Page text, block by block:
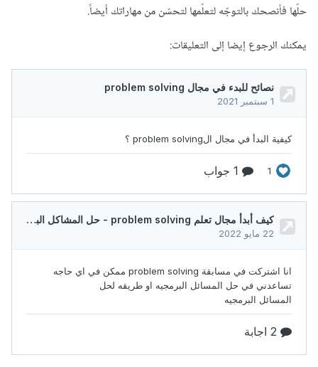
حلّها فأنصحك بالتوجّه لتعلّمها لتحسّن من مهاراتك أيضاً.
يمكنك الرجوع إيضا إلى التعليقات: